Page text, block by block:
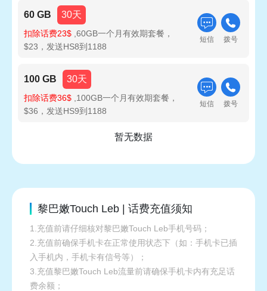
60 GB 30天
扣除话费23$ ,60GB一个月有效期套餐，
$23，发送HS8到1188
短信 拨号
100 GB 30天
扣除话费36$ ,100GB一个月有效期套餐，
$36，发送HS9到1188
短信 拨号
暂无数据
黎巴嫩Touch Leb | 话费充值须知
1.充值前请仔细核对黎巴嫩Touch Leb手机号码；
2.充值前确保手机卡在正常使用状态下（如：手机卡已插
入手机内，手机卡有信号等）；
3.充值黎巴嫩Touch Leb流量前请确保手机卡内有充足话
费余额；